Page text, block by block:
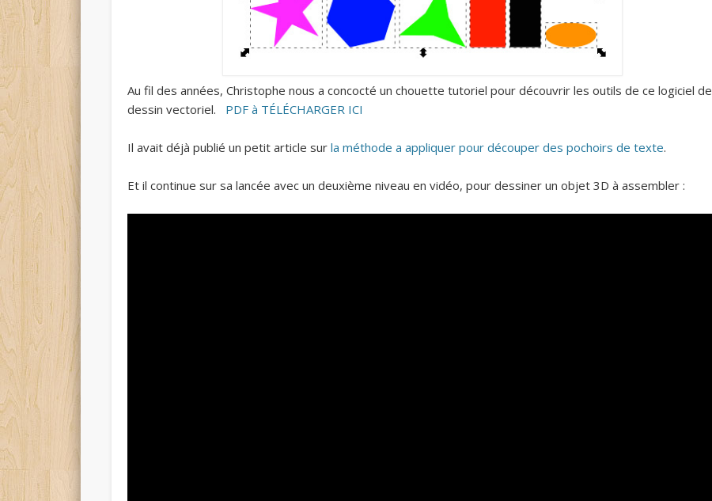
Au fil des années, Christophe nous a concocté un chouette tutoriel pour découvrir les outils de ce logiciel de
dessin vectoriel.
PDF à TÉLÉCHARGER ICI
Il avait déjà publié un petit article sur la méthode a appliquer pour découper des pochoirs de texte.
Et il continue sur sa lancée avec un deuxième niveau en vidéo, pour dessiner un objet 3D à assembler :